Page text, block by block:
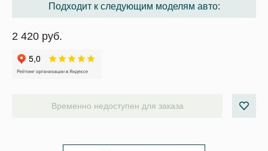
Подходит к следующим моделям авто:
2 420 руб.
Временно недоступен для заказа